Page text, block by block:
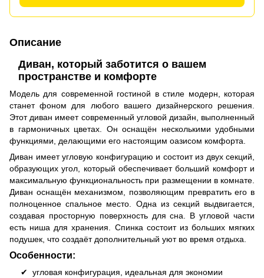
Описание
Диван, который заботится о вашем
пространстве и комфорте
Модель для современной гостиной в стиле модерн, которая
станет фоном для любого вашего дизайнерского решения.
Этот диван имеет современный угловой дизайн, выполненный
в гармоничных цветах. Он оснащён несколькими удобными
функциями, делающими его настоящим оазисом комфорта.
Диван имеет угловую конфигурацию и состоит из двух секций,
образующих угол, который обеспечивает больший комфорт и
максимальную функциональность при размещении в комнате.
Диван оснащён механизмом, позволяющим превратить его в
полноценное спальное место. Одна из секций выдвигается,
создавая просторную поверхность для сна. В угловой части
есть ниша для хранения. Спинка состоит из больших мягких
подушек, что создаёт дополнительный уют во время отдыха.
Особенности:
угловая конфигурация, идеальная для экономии